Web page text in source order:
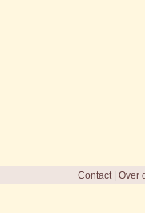
Contact| Over